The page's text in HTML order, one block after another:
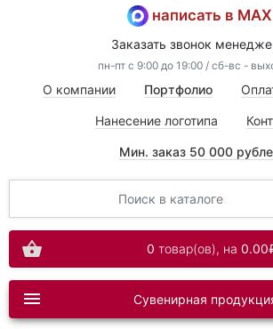
написать в MAX
Заказать звонок
пн-пт с 9:00 до 19:00 / сб-вс -
О компании Портфолио
Нанесение логотипа
Мин. заказ 50 000
0 товар(ов), на
Сувенирная